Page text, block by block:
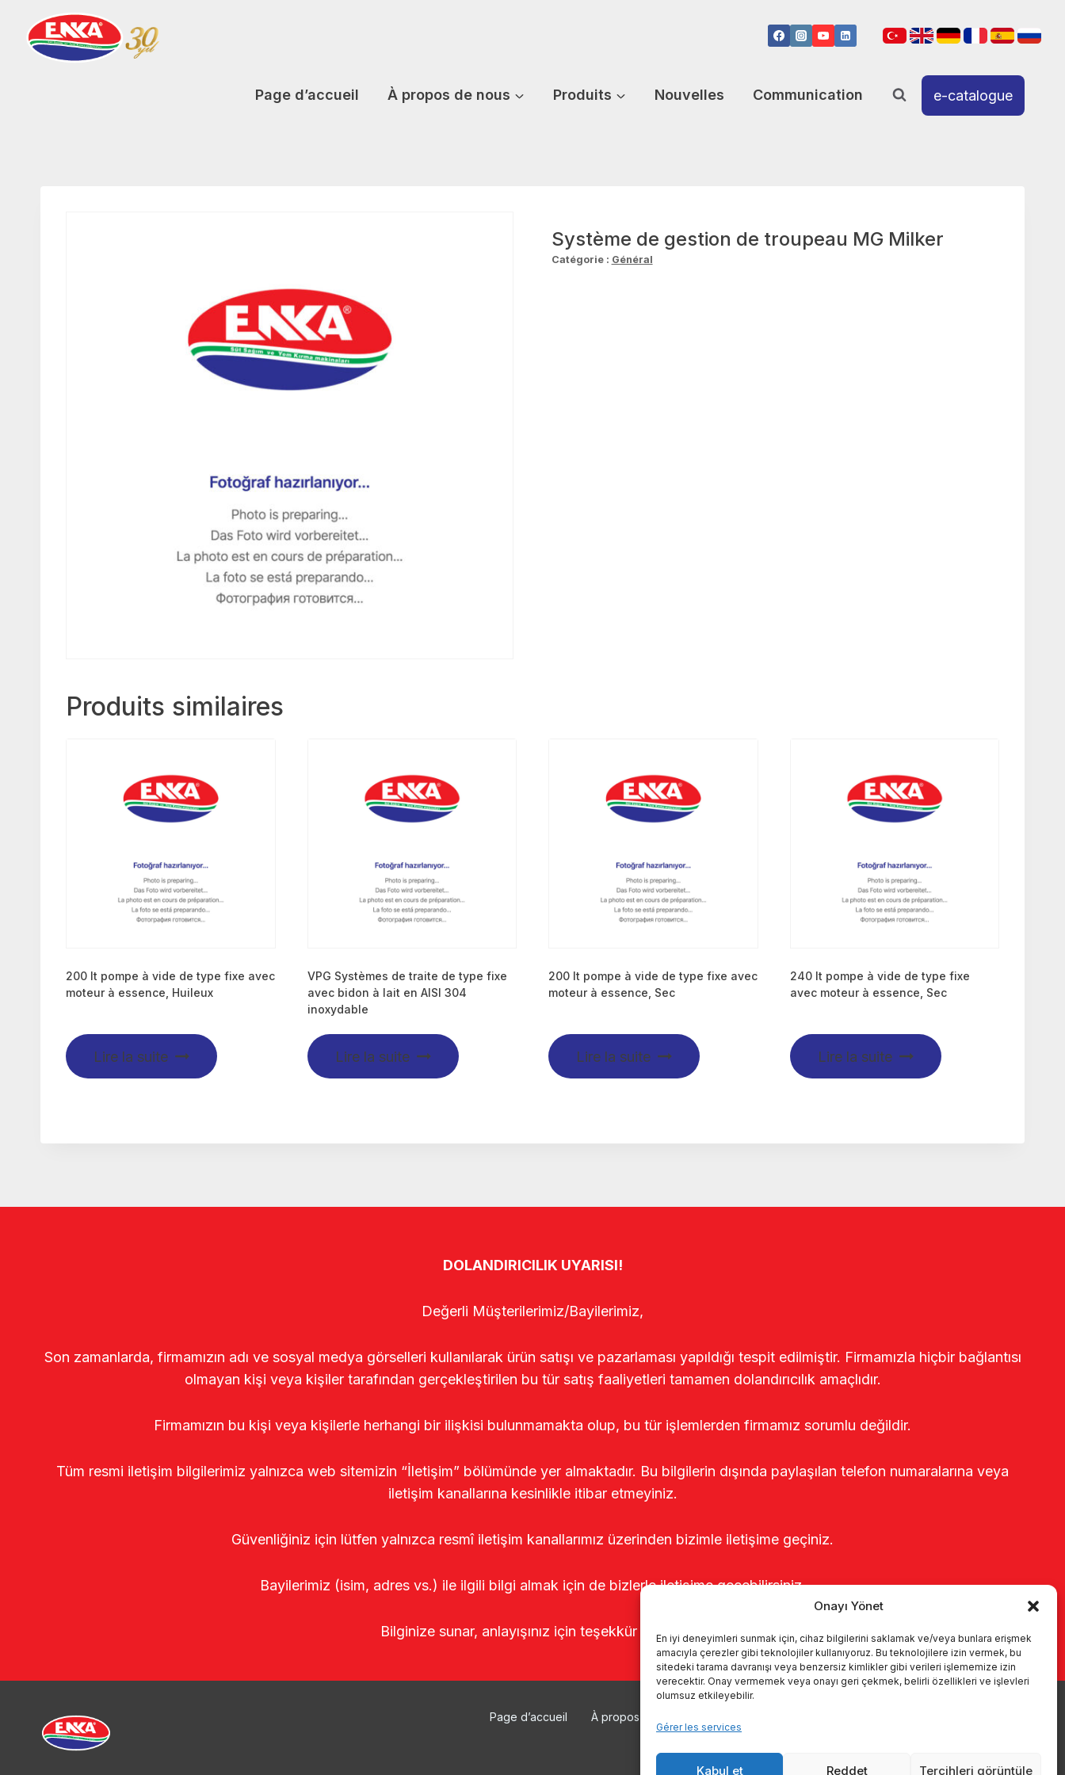
Onayı Yönet
En iyi deneyimleri sunmak için, cihaz bilgilerini saklamak ve/veya bunlara erişmek
amacıyla çerezler gibi teknolojiler kullanıyoruz. Bu teknolojilere izin vermek, bu
sitedeki tarama davranışı veya benzersiz kimlikler gibi verileri işlememize izin
verecektir. Onay vermemek veya onayı geri çekmek, belirli özellikleri ve işlevleri
olumsuz etkileyebilir.
Gérer les services
Kabul et Reddet Tercihleri görüntüle
contenu
Page d’accueil À propos de nous Produits Nouvelles Communication e-catalogue
Système de gestion de troupeau MG Milker
Catégorie : Général
Produits similaires
200 lt pompe à vide de type fixe avec
moteur à essence, Huileux
Lire la suite
VPG Systèmes de traite de type fixe
avec bidon à lait en AISI 304
inoxydable
Lire la suite
200 lt pompe à vide de type fixe avec
moteur à essence, Sec
Lire la suite
240 lt pompe à vide de type fixe
avec moteur à essence, Sec
Lire la suite
DOLANDIRICILIK UYARISI!
Değerli Müşterilerimiz/Bayilerimiz,
Son zamanlarda, firmamızın adı ve sosyal medya görselleri kullanılarak ürün satışı ve pazarlaması yapıldığı tespit edilmiştir. Firmamızla hiçbir bağlantısı
olmayan kişi veya kişiler tarafından gerçekleştirilen bu tür satış faaliyetleri tamamen dolandırıcılık amaçlıdır.
Firmamızın bu kişi veya kişilerle herhangi bir ilişkisi bulunmamakta olup, bu tür işlemlerden firmamız sorumlu değildir.
Tüm resmi iletişim bilgilerimiz yalnızca web sitemizin “İletişim” bölümünde yer almaktadır. Bu bilgilerin dışında paylaşılan telefon numaralarına veya
iletişim kanallarına kesinlikle itibar etmeyiniz.
Güvenliğiniz için lütfen yalnızca resmî iletişim kanallarımız üzerinden bizimle iletişime geçiniz.
Bayilerimiz (isim, adres vs.) ile ilgili bilgi almak için de bizlerle iletişime geçebilirsiniz.
Bilginize sunar, anlayışınız için teşekkür ederiz.
Page d’accueil À propos de nous